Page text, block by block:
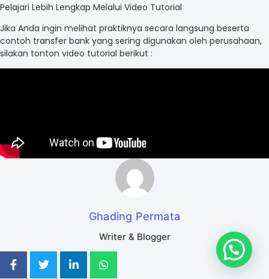
Pelajari Lebih Lengkap Melalui Video Tutorial
Jika Anda ingin melihat praktiknya secara langsung beserta
contoh transfer bank yang sering digunakan oleh perusahaan,
silakan tonton video tutorial berikut :
Ghading Permata
Writer & Blogger